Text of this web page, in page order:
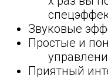
Звуковые
Простые и
Приятный